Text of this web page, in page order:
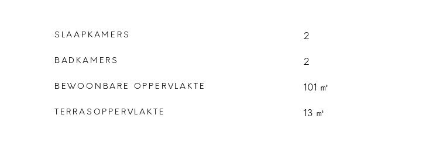
SLAAPKAMERS 2
BADKAMERS 2
BEWOONBARE OPPERVLAKTE 101 ㎡
TERRASOPPERVLAKTE 13 ㎡